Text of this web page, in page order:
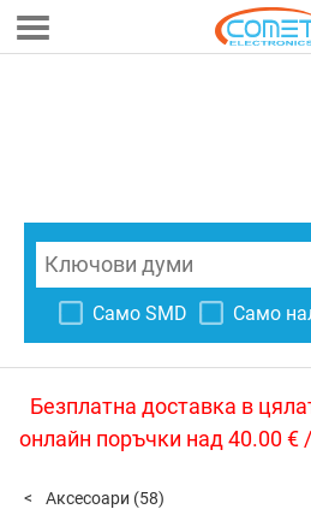
Само SMD Само
Безплатна доставка в
онлайн поръчки над 40.00
Аксесоари (58)